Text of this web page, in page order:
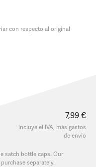
con respecto al original
7,99 €
incluye el IVA, más gastos
de envío
satch bottle caps! Our
separately.